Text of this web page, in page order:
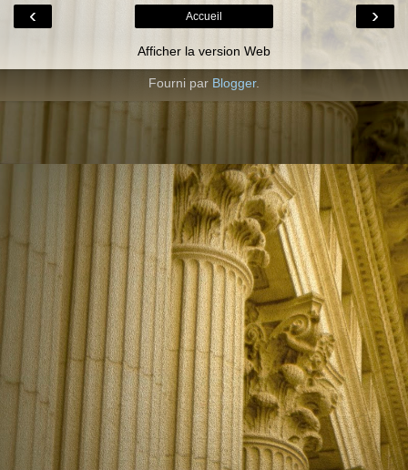
‹ ›
Accueil
Afficher la version Web
Fourni par Blogger.